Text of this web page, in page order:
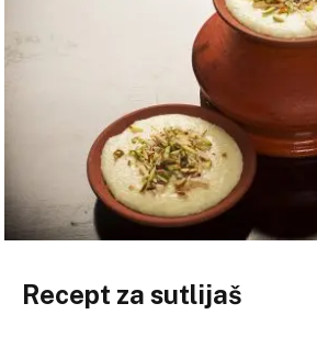
Recept za sutlijaš